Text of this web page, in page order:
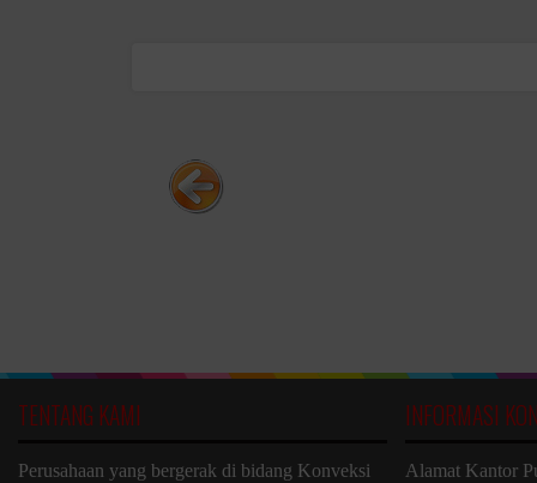
TENTANG KAMI
Perusahaan yang bergerak di bidang Konveksi
INFORMASI
Alamat Kantor